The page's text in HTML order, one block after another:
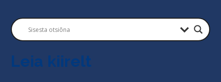
Leia kiirelt